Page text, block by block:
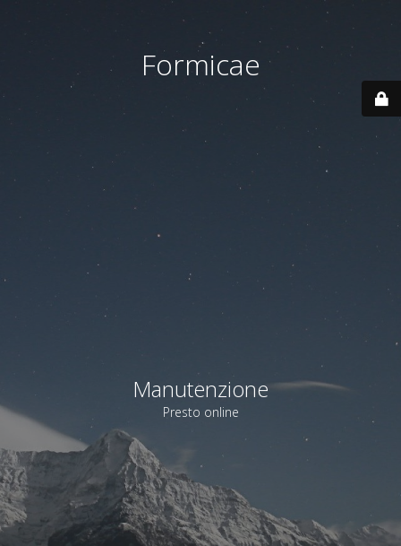
Formicae
Manutenzione
Presto online